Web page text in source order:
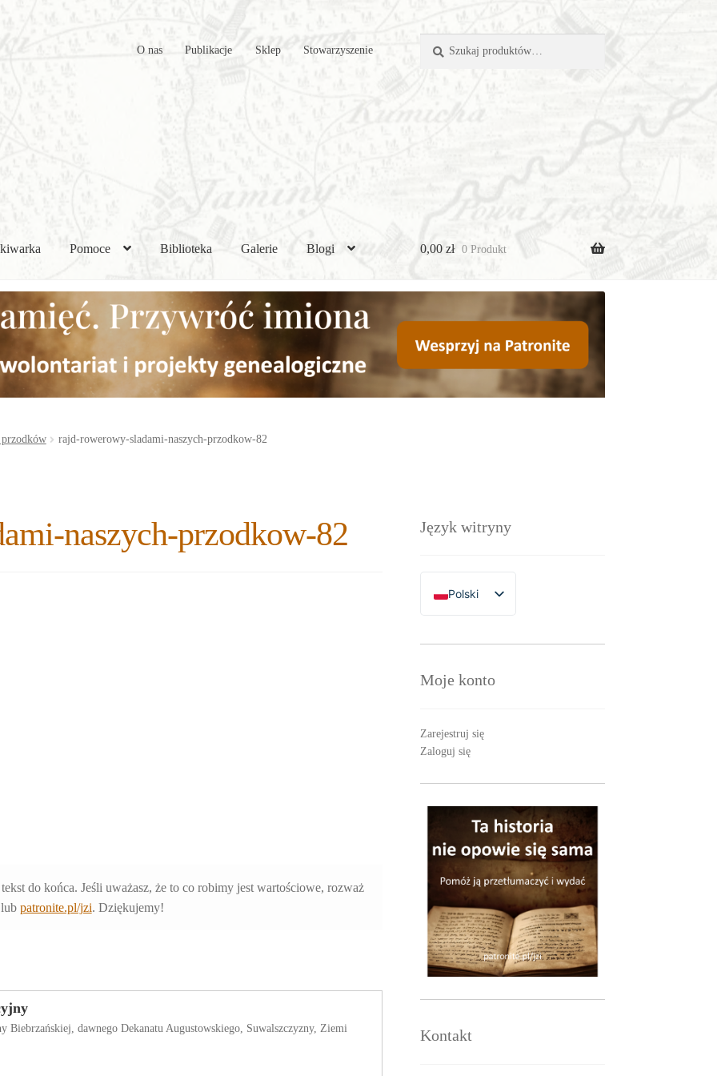
O nas Publikacje Sklep Stowarzyszenie
Pomoce Biblioteka Galerie Blogi 0,00 zł 0 Produkt
rajd-rowerowy-sladami-naszych-przodkow-82
naszych-przodkow-82
do końca. Jeśli uważasz, że to co robimy jest wartościowe, rozważ
lub patronite.pl/jzi. Dziękujemy!
Biebrzańskiej, dawnego Dekanatu Augustowskiego, Suwalszczyzny, Ziemi
Język witryny
Polski
English
Moje konto
Zarejestruj się
Zaloguj się
Kontakt